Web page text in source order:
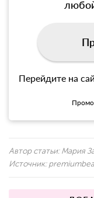
Перейдите на
Автор статьи: Мария
Источник: